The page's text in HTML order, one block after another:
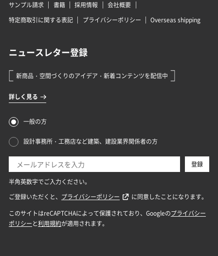
サンプル請求
書籍 採用情報
会社概要
特定商取引に関する表記
プライバシーポリシー Overseas shipping